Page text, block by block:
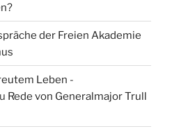
der Freien Akademie
Leben -
Rede von Generalmajor Trull